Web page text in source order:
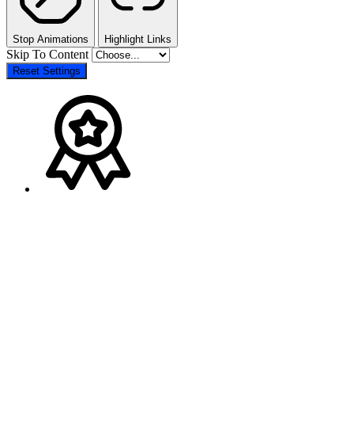
Stop Animations Highlight Links
Skip To Content
Reset Settings